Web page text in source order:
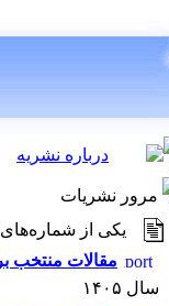
مرور نشریات
یکی از شماره‌های
مقالات منتخب
سال ۱۴۰۵